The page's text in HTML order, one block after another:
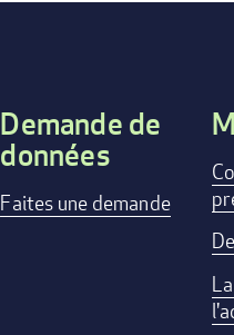
Demande de
données
Faites une demande